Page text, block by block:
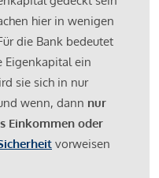
hier in wenigen
die Bank bedeutet
Eigenkapital ein
sie sich in nur
wenn, dann nur
Einkommen oder
vorweisen